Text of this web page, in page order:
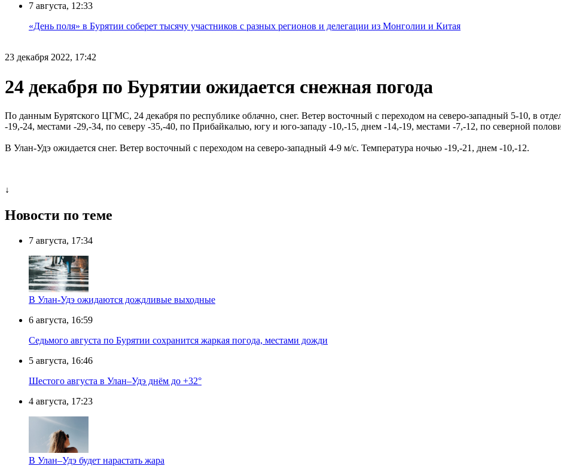
7 августа, 12:33
«День поля» в Бурятии соберет тысячу участников с разных регионов и делегации из Монголии и Китая
23 декабря 2022, 17:42
24 декабря по Бурятии ожидается снежная погода
По данным Бурятского ЦГМС, 24 декабря по республике облачно, снег. Ветер восточный с переходом на северо-западный 5-10, в
-19,-24, местами -29,-34, по северу -35,-40, по Прибайкалью, югу и юго-западу -10,-15, днем -14,-19, местами -7,-12, по северной
В Улан-Удэ ожидается снег. Ветер восточный с переходом на северо-западный 4-9 м/с. Температура ночью -19,-21, днем -10,-12.
↓
Новости по теме
7 августа, 17:34
В Улан-Удэ ожидаются дождливые выходные
6 августа, 16:59
Седьмого августа по Бурятии сохранится жаркая погода, местами дожди
5 августа, 16:46
Шестого августа в Улан–Удэ днём до +32°
4 августа, 17:23
В Улан–Удэ будет нарастать жара